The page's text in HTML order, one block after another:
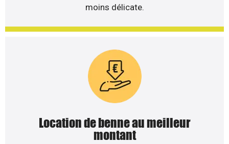
moins délicate.
Location de benne au meilleur
montant